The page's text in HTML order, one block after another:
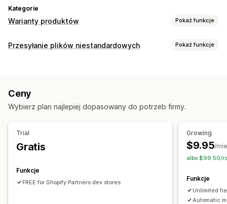
Kategorie
Warianty produktów Pokaż funkcje
Dostosowanie
Przesyłanie plików niestandardowych Pokaż funkcje
Reguły niestandardowe
Zarządzanie plikami
Pola niestandardowe
Ochrona przed złośliwym oprogramowaniem
Import i eksport Pobieranie plików
Ceny
Wybierz plan najlepiej dopasowany do potrzeb firmy.
Trial
Gratis
Funkcje
FREE for Shopify Partners dev stores
Growing
$9.95/
albo $99.50/
Funkcje
Unlimited
Automatic